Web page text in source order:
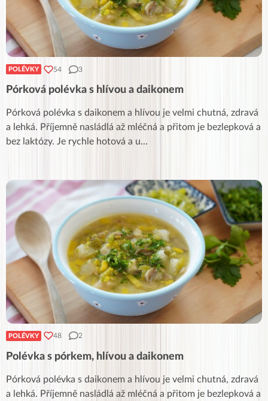
POLÉVKY 54 3
Pórková polévka s hlívou a daikonem
Pórková polévka s daikonem a hlívou je velmi chutná, zdravá
a lehká. Příjemně nasládlá až mléčná a přitom je bezlepková a
bez laktózy. Je rychle hotová a u...
POLÉVKY 48 2
Polévka s pórkem, hlívou a daikonem
Pórková polévka s daikonem a hlívou je velmi chutná, zdravá
a lehká. Příjemně nasládlá až mléčná a přitom je bezlepková a